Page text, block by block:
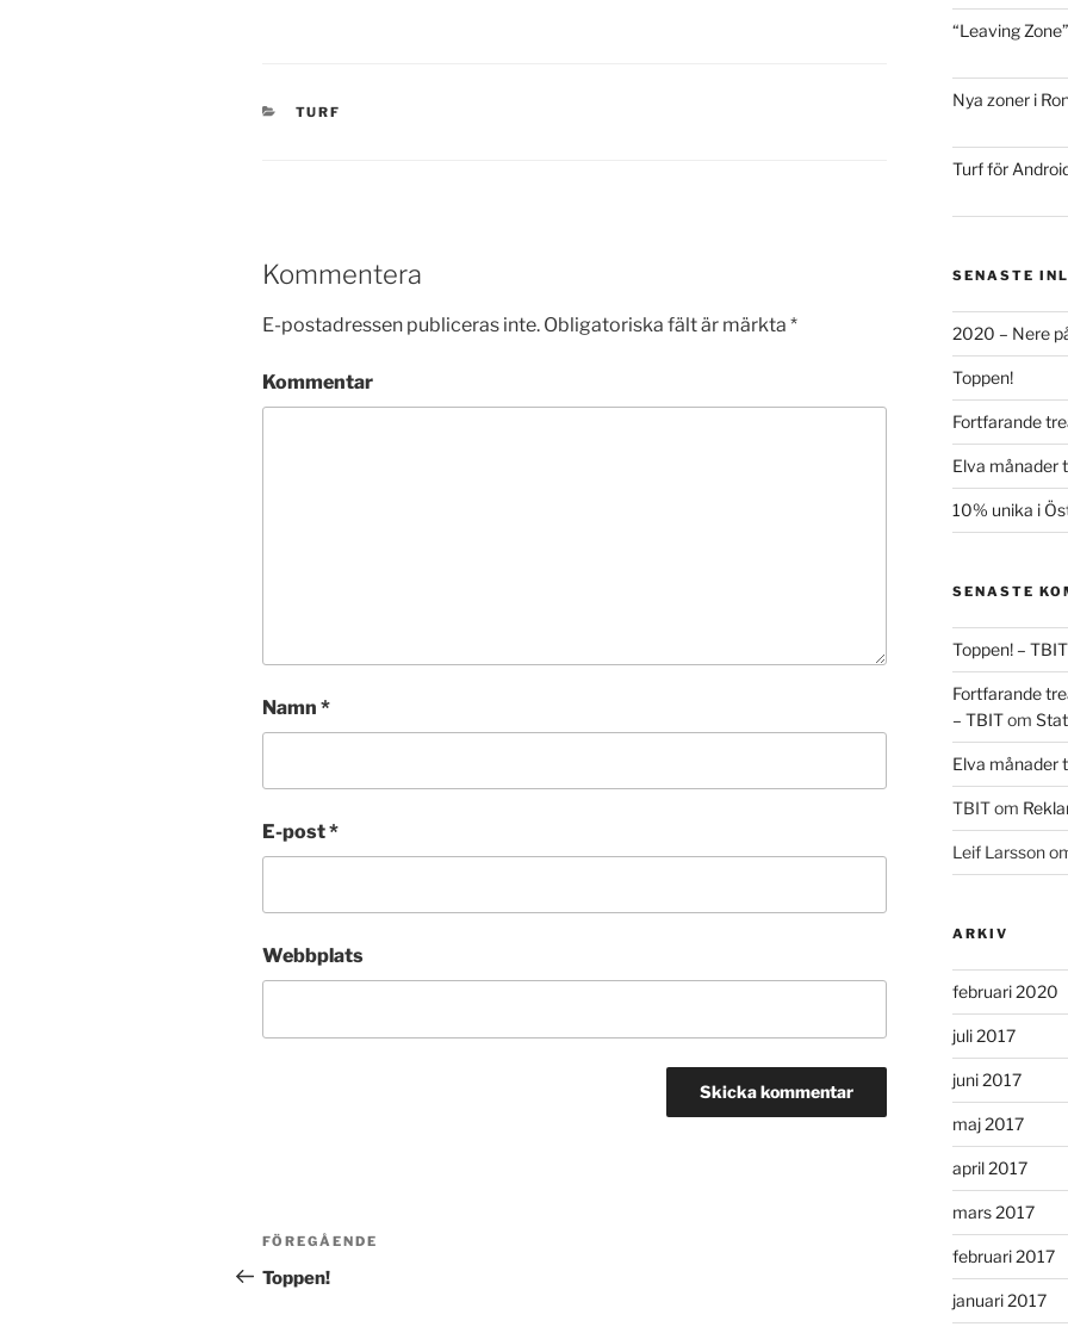
KATEGORIER
TURF
Kommentera
E-postadressen publiceras inte. Obligatoriska fält är märkta *
Kommentar
Namn *
E-post*
Webbplats
Post
navigation
Föregående
inlägg
FÖREGÅENDE
Toppen!
“Leaving
Nya zoner i
Turf för
SENASTE
2020 – Nere
Toppen!
Fortfarande
Elva månader
10% unika i
SENASTE
Toppen! – TBIT
Fortfarande
– TBITom
Elva månader
TBITom
Leif Larsson
ARKIV
februari 2020
juli 2017
juni 2017
maj 2017
april 2017
mars 2017
februari 2017
januari 2017